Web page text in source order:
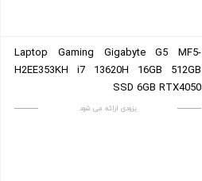
Laptop Gaming Gigabyte G5 MF5-
H2EE353KH i7 13620H 16GB 512GB
SSD 6GB RTX4050
بزودی ارائه می شود